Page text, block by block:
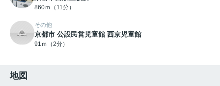
860ｍ（11分）
その他
京都市 公設民営児童館 西京児童館
91ｍ（2分）
地図